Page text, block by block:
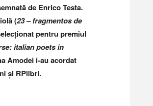
de Enrico Testa.
(23 – fragmentos de
pentru premiul
: italian poets in
Amodei i-au acordat
și RPlibri.